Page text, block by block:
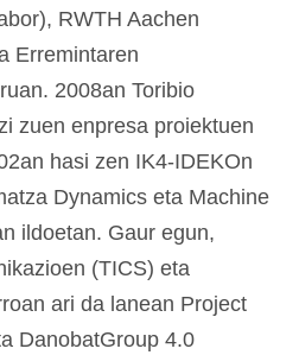
RWTH Aachen
Erremintaren
2008an Toribio
zuen enpresa proiektuen
hasi zen IK4-IDEKOn
Dynamics eta Machine
ildoetan. Gaur egun,
(TICS) eta
ari da lanean Project
DanobatGroup 4.0